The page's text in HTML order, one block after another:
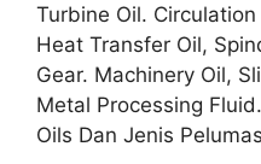
Turbine Oil.
Heat Transfer Oil,
Gear. Machinery Oil,
Metal Processing
Oils Dan Jenis